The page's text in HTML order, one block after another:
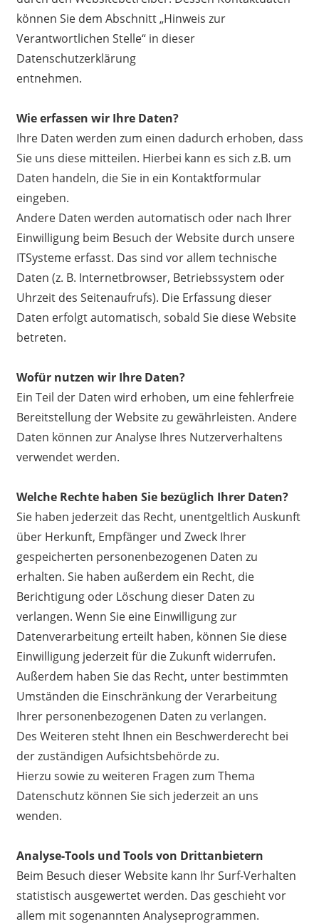
können Sie dem Abschnitt „Hinweis zur
Verantwortlichen Stelle“ in dieser
Datenschutzerklärung
entnehmen.
Wie erfassen wir Ihre Daten?
Ihre Daten werden zum einen dadurch erhoben, dass
Sie uns diese mitteilen. Hierbei kann es sich z.B. um
Daten handeln, die Sie in ein Kontaktformular
eingeben.
Andere Daten werden automatisch oder nach Ihrer
Einwilligung beim Besuch der Website durch unsere
ITSysteme erfasst. Das sind vor allem technische
Daten (z. B. Internetbrowser, Betriebssystem oder
Uhrzeit des Seitenaufrufs). Die Erfassung dieser
Daten erfolgt automatisch, sobald Sie diese Website
betreten.
Wofür nutzen wir Ihre Daten?
Ein Teil der Daten wird erhoben, um eine fehlerfreie
Bereitstellung der Website zu gewährleisten. Andere
Daten können zur Analyse Ihres Nutzerverhaltens
verwendet werden.
Welche Rechte haben Sie bezüglich Ihrer Daten?
Sie haben jederzeit das Recht, unentgeltlich Auskunft
über Herkunft, Empfänger und Zweck Ihrer
gespeicherten personenbezogenen Daten zu
erhalten. Sie haben außerdem ein Recht, die
Berichtigung oder Löschung dieser Daten zu
verlangen. Wenn Sie eine Einwilligung zur
Datenverarbeitung erteilt haben, können Sie diese
Einwilligung jederzeit für die Zukunft widerrufen.
Außerdem haben Sie das Recht, unter bestimmten
Umständen die Einschränkung der Verarbeitung
Ihrer personenbezogenen Daten zu verlangen.
Des Weiteren steht Ihnen ein Beschwerderecht bei
der zuständigen Aufsichtsbehörde zu.
Hierzu sowie zu weiteren Fragen zum Thema
Datenschutz können Sie sich jederzeit an uns
wenden.
Analyse-Tools und Tools von Drittanbietern
Beim Besuch dieser Website kann Ihr Surf-Verhalten
statistisch ausgewertet werden. Das geschieht vor
allem mit sogenannten Analyseprogrammen.